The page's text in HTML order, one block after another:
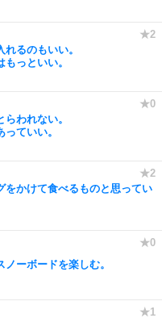
るのもいい。
っといい。
らわれない。
っていい。
をかけて食べるものと思ってい
ーボードを楽しむ。